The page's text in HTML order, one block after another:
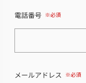
電話番号
メールアドレス